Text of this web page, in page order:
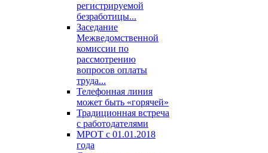
регистрируемой
безработицы...
Заседание
Межведомственной
комиссии по
рассмотрению
вопросов оплаты
труда...
Телефонная линия
может быть «горячей»
Традиционная встреча
с работодателями
МРОТ с 01.01.2018
года